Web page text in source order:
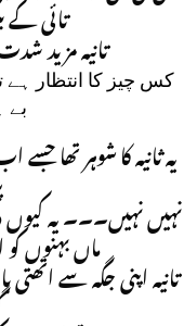
تائی
تانیہ مزید
کس چیز کا انتظار ہے
بے
یہ ثانیہ کا شوہر تھا
نہیں نہیں۔۔۔ یہ
ماں بہنوں
تانیہ اپنی جگہ سے